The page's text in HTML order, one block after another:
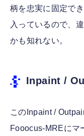
柄を忠実に固定で
入っているので、
かも知れない。
Inpaint /
このInpaint /
Fooocus-MREにマ